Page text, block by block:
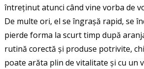
întreținut atunci când vine vorba de
De multe ori, el se îngrașă rapid, se
pierde forma la scurt timp după
rutină corectă și produse potrivite,
poate arăta plin de vitalitate și cu un